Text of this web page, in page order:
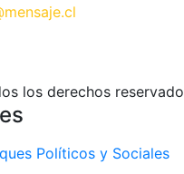
los derechos
Políticos y Sociales